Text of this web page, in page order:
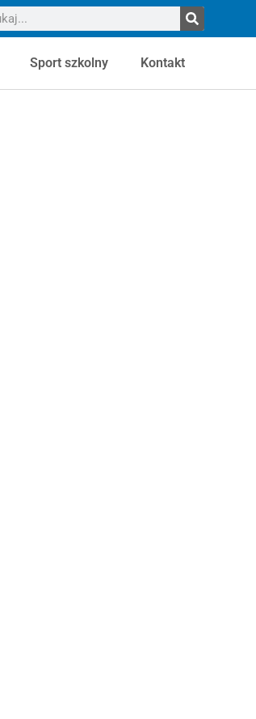
Sport szkolny Kontakt